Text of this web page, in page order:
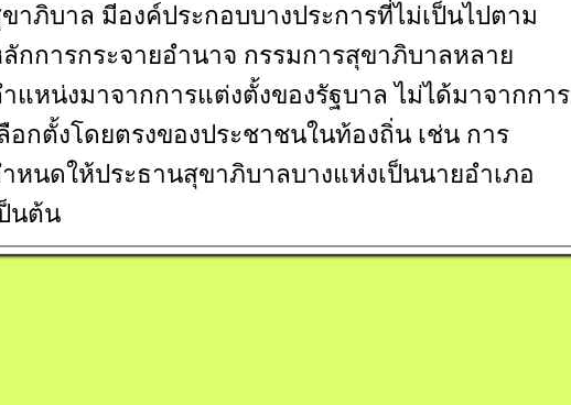
าภิบาล มีองค์ประกอบบางประการที่ไม่เป็นไปตาม
กการกระจายอำนาจ กรรมการสุขาภิบาลหลาย
แหน่งมาจากการแต่งตั้งของรัฐบาล ไม่ได้มาจากการ
อกตั้งโดยตรงของประชาชนในท้องถิ่น เช่น การ
หนดให้ประธานสุขาภิบาลบางแห่งเป็นนายอำเภอ
นต้น